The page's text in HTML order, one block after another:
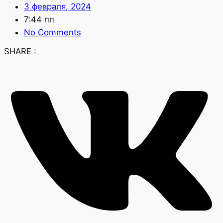
3 февраля, 2024
7:44 пп
No Comments
SHARE :